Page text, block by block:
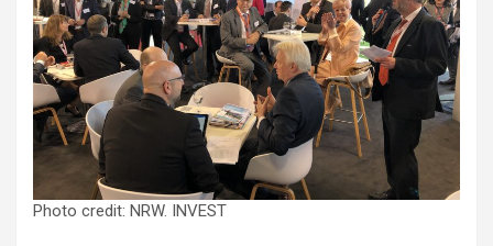
Photo credit: NRW. INVEST